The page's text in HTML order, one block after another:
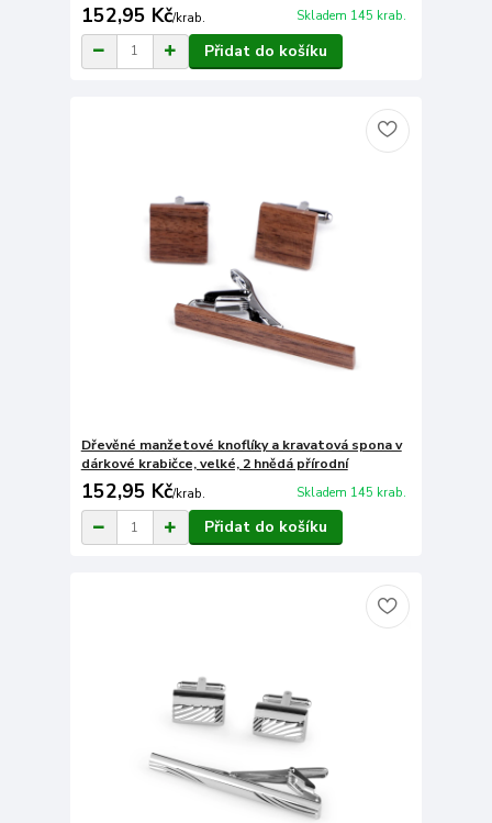
152,95 Kč/krab. Skladem 145 krab.
Přidat do košíku
Dřevěné manžetové knoflíky a kravatová spona v
dárkové krabičce, velké, 2 hnědá přírodní
152,95 Kč/krab. Skladem 145 krab.
Přidat do košíku